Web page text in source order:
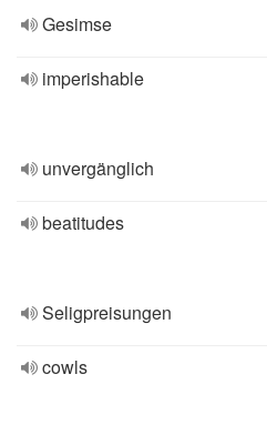
Gesimse
imperishable
unvergänglich
beatitudes
Seligpreisungen
cowls